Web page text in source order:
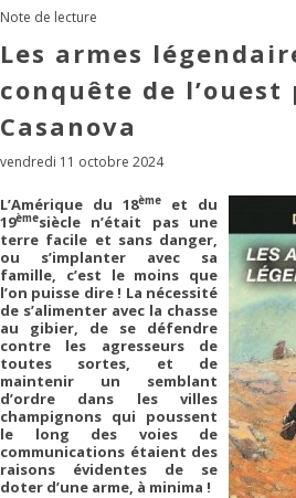
Note de lecture
Les armes
conquête de l’ouest
Casanova
vendredi 11 octobre 2024
L’Amérique du 18ème
et du
19èmesiècle n’était pas une
terre facile et sans danger,
ou s’implanter avec sa
famille, c’est le moins que
l’on puisse dire ! La nécessité
de s’alimenter avec la chasse
au gibier, de se défendre
contre les agresseurs de
toutes sortes, et de
maintenir un semblant
d’ordre dans les villes
champignons qui poussent
le long des voies de
communications étaient des
raisons évidentes de se
doter d’une arme, à minima !